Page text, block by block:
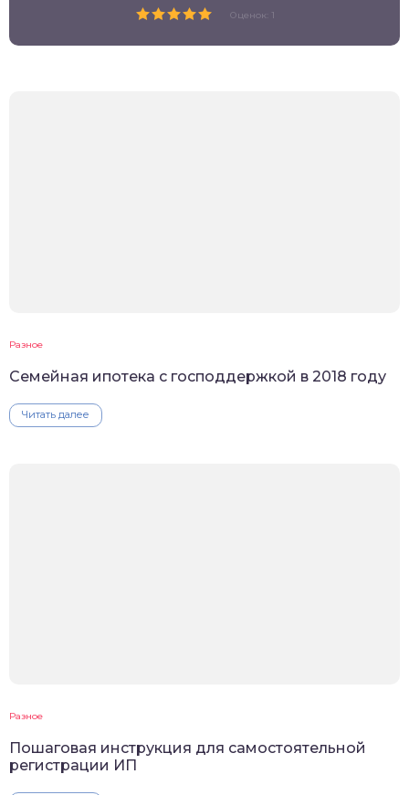
Оценок: 1
Разное
Семейная ипотека с господдержкой в 2018 году
Читать далее
Разное
Пошаговая инструкция для самостоятельной
регистрации ИП